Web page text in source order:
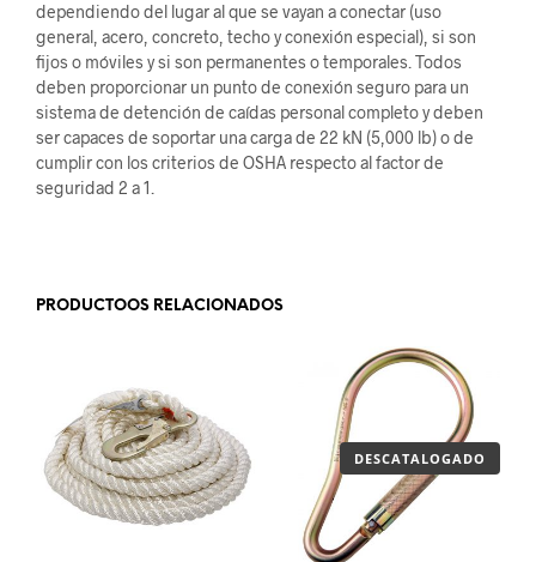
dependiendo del lugar al que se vayan a conectar (uso
general, acero, concreto, techo y conexión especial), si son
fijos o móviles y si son permanentes o temporales. Todos
deben proporcionar un punto de conexión seguro para un
sistema de detención de caídas personal completo y deben
ser capaces de soportar una carga de 22 kN (5,000 lb) o de
cumplir con los criterios de OSHA respecto al factor de
seguridad 2 a 1.
PRODUCTOOS RELACIONADOS
DESCATALOGADO